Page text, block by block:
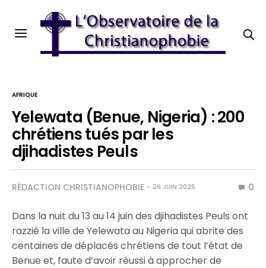
AFRIQUE
Yelewata (Benue, Nigeria) : 200
chrétiens tués par les
djihadistes Peuls
RÉDACTION CHRISTIANOPHOBIE 26 JUIN 2025 0
Dans la nuit du 13 au 14 juin des djihadistes Peuls ont
razzié la ville de Yelewata au Nigeria qui abrite des
centaines de déplacés chrétiens de tout l’état de
Benue et, faute d’avoir réussi à approcher de